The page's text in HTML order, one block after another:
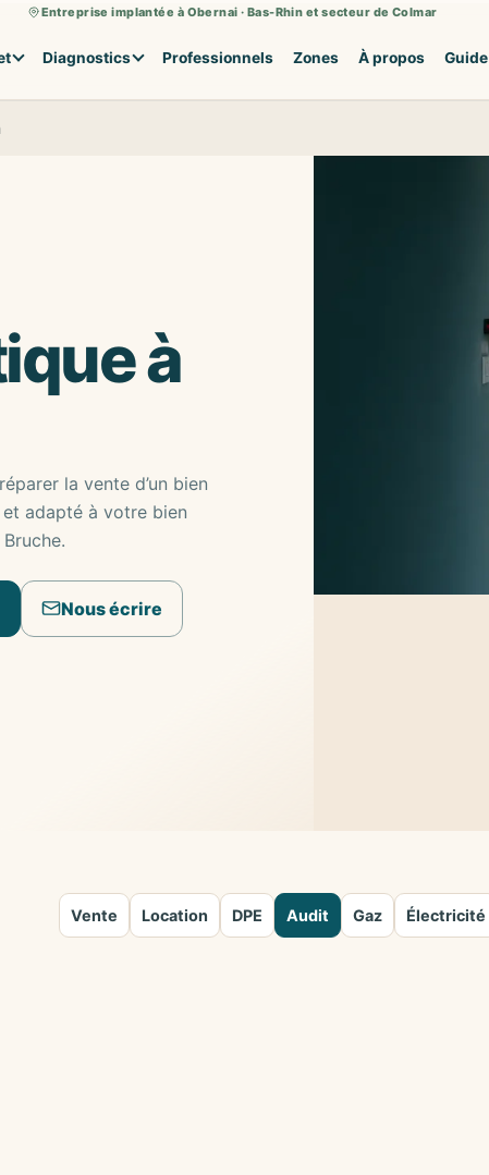
Entreprise implantée à Obernai · Bas-Rhin et secteur de Colmar
Diagnostics Professionnels Zones À propos Guide
à
la vente d’un bien
adapté à votre bien
Nous écrire
Vente Location DPE Audit Gaz Électricité